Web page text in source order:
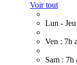
Voir tout
Lun -
Ven : 7h
Sam : 7h